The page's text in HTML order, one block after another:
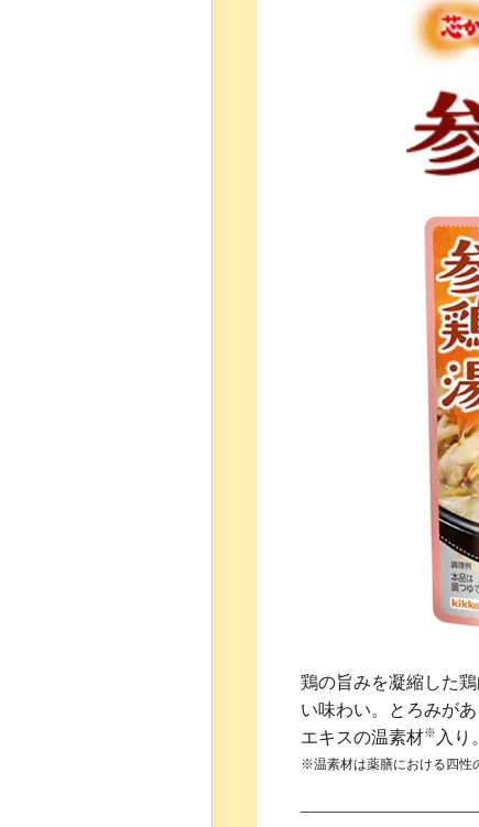
鶏の旨みを凝縮した
い味わい。とろみが
エキスの温素材※ 入り。
※温素材は薬膳における四性